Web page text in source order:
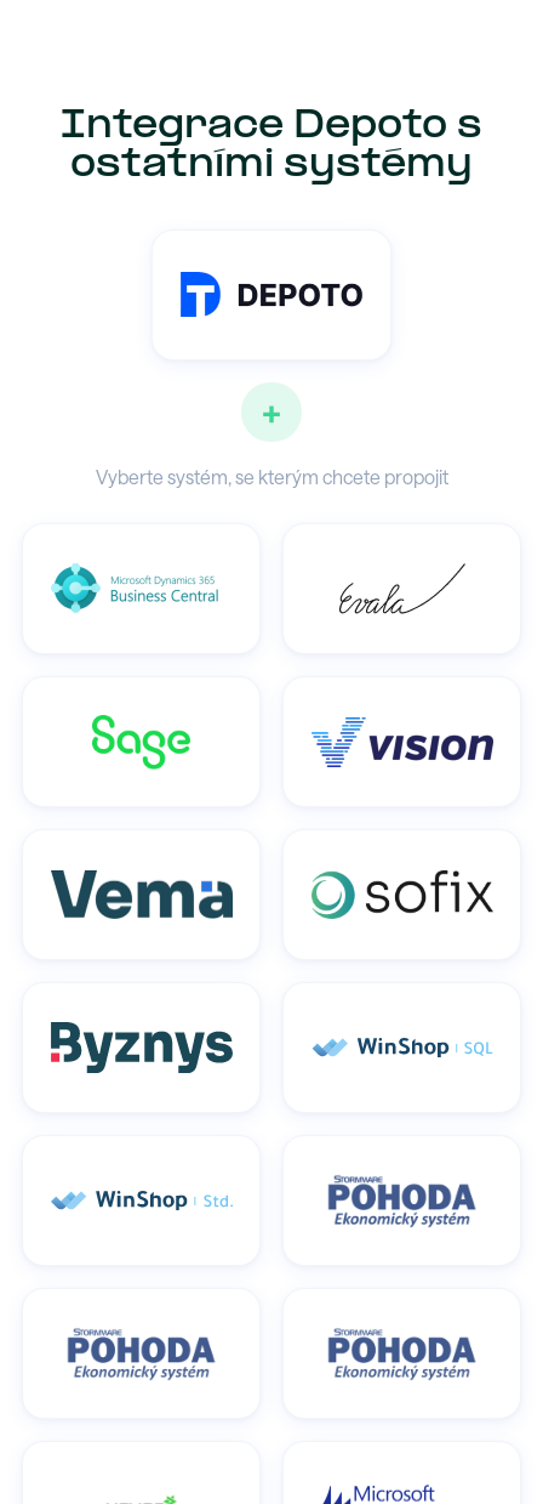
Integrace Depoto s
ostatními systémy
+
Vyberte systém, se kterým chcete propojit